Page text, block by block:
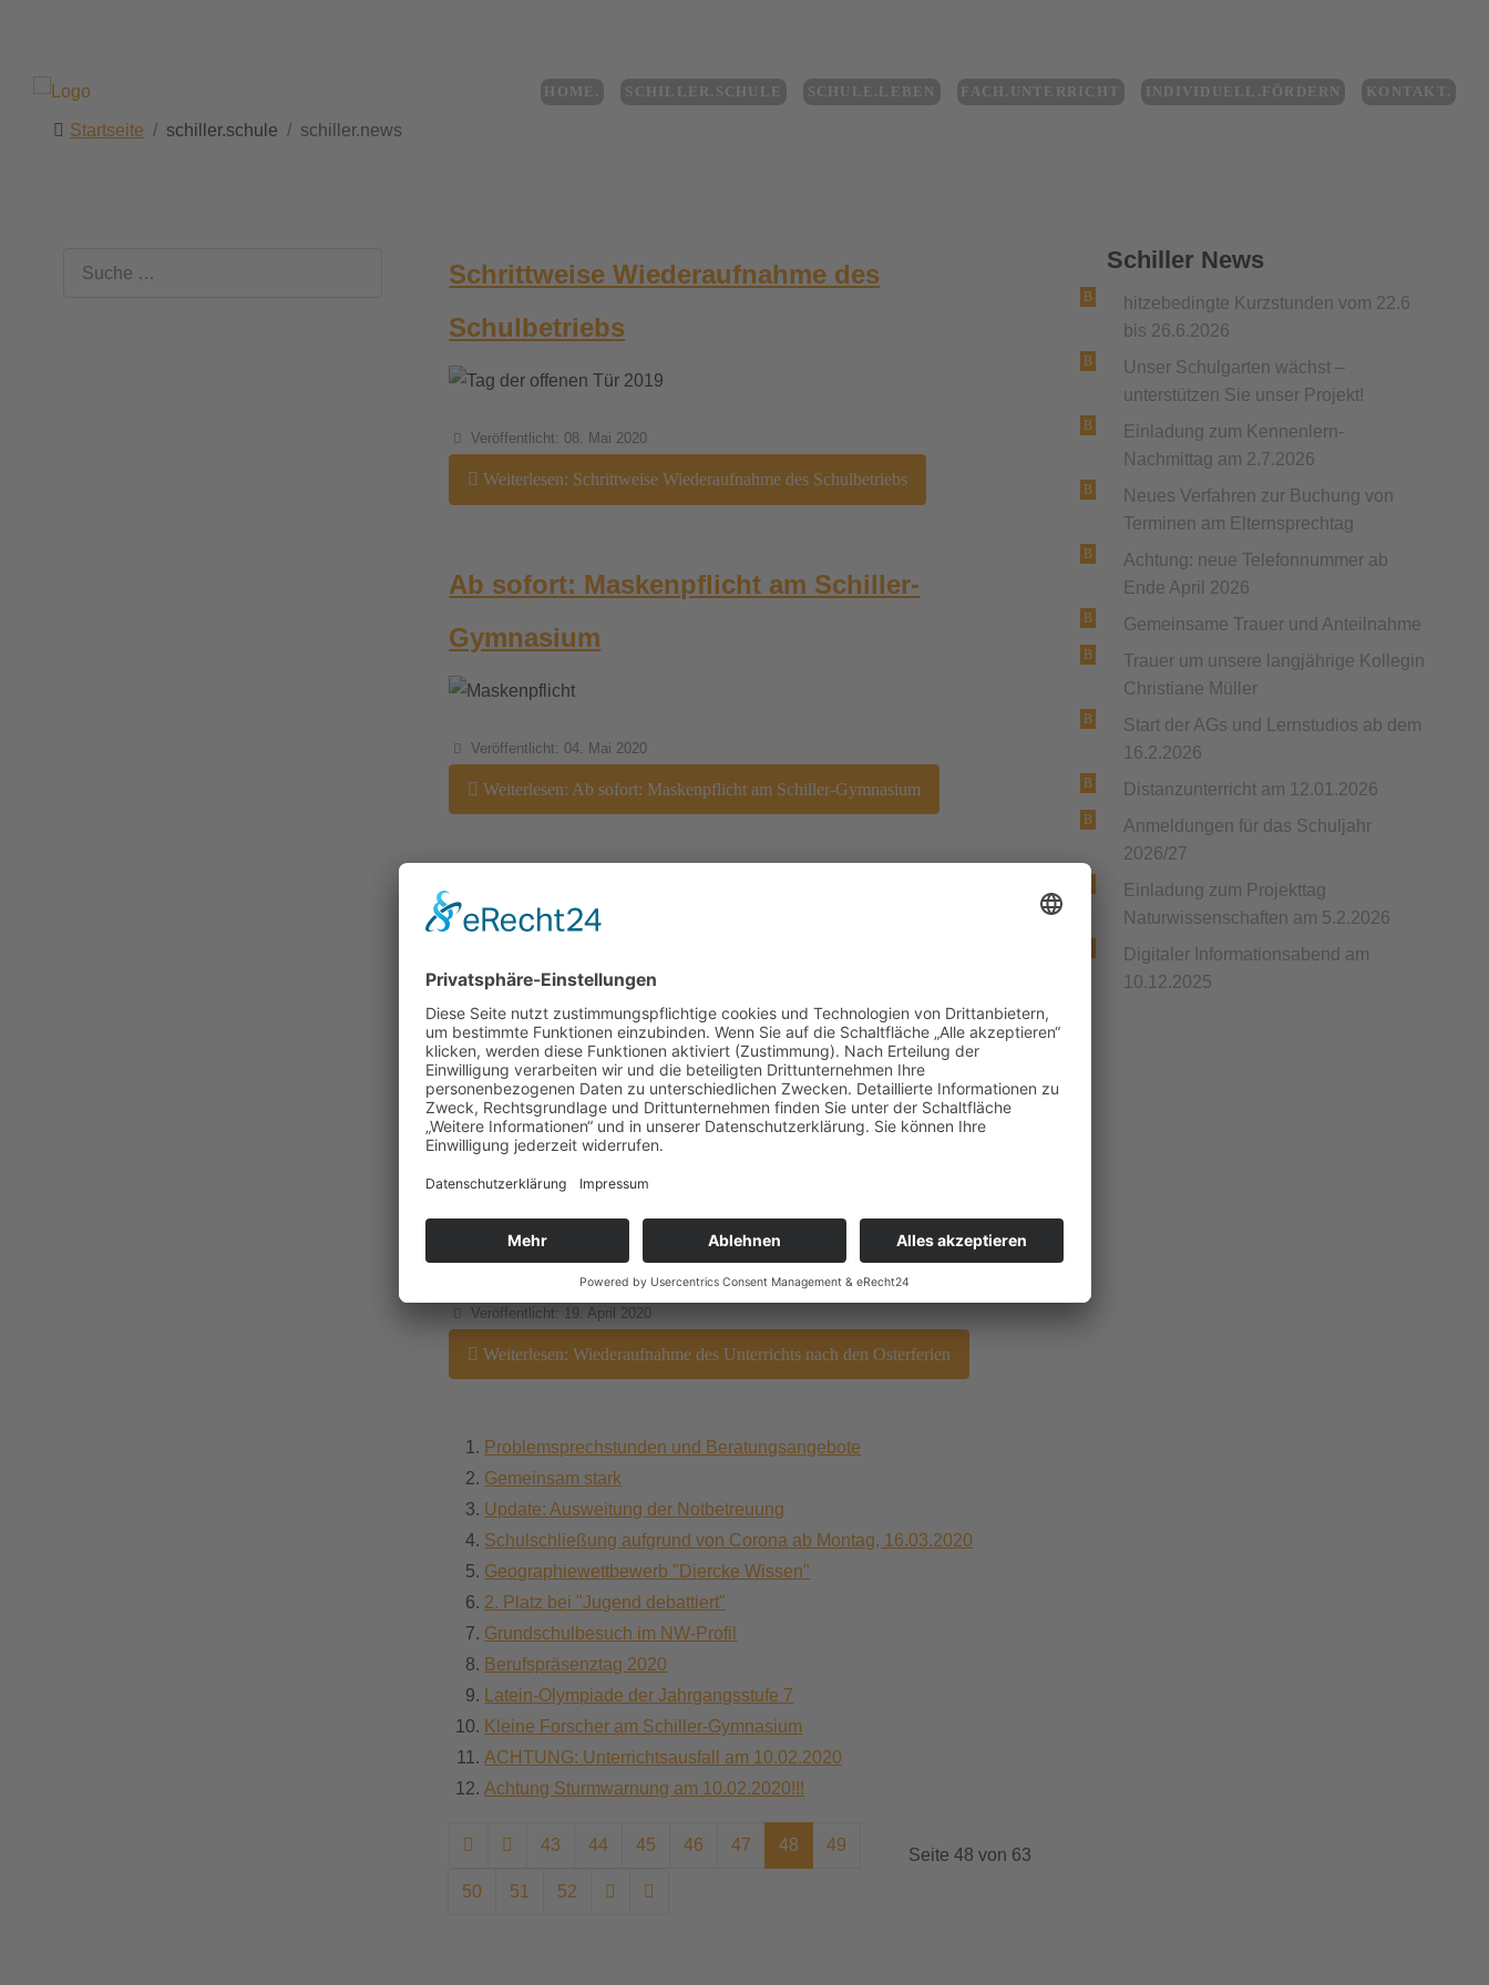
HOME. SCHILLER.SCHULE SCHULE.LEBEN FACH.UNTERRICHT INDIVIDUELL.FÖRDERN KONTAKT.
Startseite schiller.schule schiller.news
Suchen Schiller News
hitzebedingte Kurzstunden vom 22.6
bis 26.6.2026
Unser Schulgarten wächst –
unterstützen Sie unser Projekt!
Einladung zum Kennenlern-
Nachmittag am 2.7.2026
Neues Verfahren zur Buchung von
Terminen am Elternsprechtag
Achtung: neue Telefonnummer ab
Ende April 2026
Gemeinsame Trauer und Anteilnahme
Trauer um unsere langjährige Kollegin
Christiane Müller
Start der AGs und Lernstudios ab dem
16.2.2026
Distanzunterricht am 12.01.2026
Anmeldungen für das Schuljahr
2026/27
Einladung zum Projekttag
Naturwissenschaften am 5.2.2026
Digitaler Informationsabend am
10.12.2025
Schrittweise Wiederaufnahme des
Schulbetriebs
Details
Veröffentlicht: 08. Mai 2020
Weiterlesen: Schrittweise Wiederaufnahme des Schulbetriebs
Ab sofort: Maskenpflicht am Schiller-
Gymnasium
Details
Veröffentlicht: 04. Mai 2020
Weiterlesen: Ab sofort: Maskenpflicht am Schiller-Gymnasium
Arbeit in der Oberstufe nach den Osterferien
Veröffentlicht: 03. Mai 2020
Weiterlesen: Arbeit in der Oberstufe nach den Osterferien
Wiederaufnahme des Unterrichts nach den
Osterferien
Details
Veröffentlicht: 19. April 2020
Weiterlesen: Wiederaufnahme des Unterrichts nach den Osterferien
Problemsprechstunden und Beratungsangebote
Gemeinsam stark
Update: Ausweitung der Notbetreuung
Schulschließung aufgrund von Corona ab Montag, 16.03.2020
Geographiewettbewerb "Diercke Wissen"
2. Platz bei "Jugend debattiert"
Grundschulbesuch im NW-Profil
Berufspräsenztag 2020
Latein-Olympiade der Jahrgangsstufe 7
Kleine Forscher am Schiller-Gymnasium
ACHTUNG: Unterrichtsausfall am 10.02.2020
Achtung Sturmwarnung am 10.02.2020!!!
Seite 48 von 63
43 44 45 46 47 48 49
50 51 52